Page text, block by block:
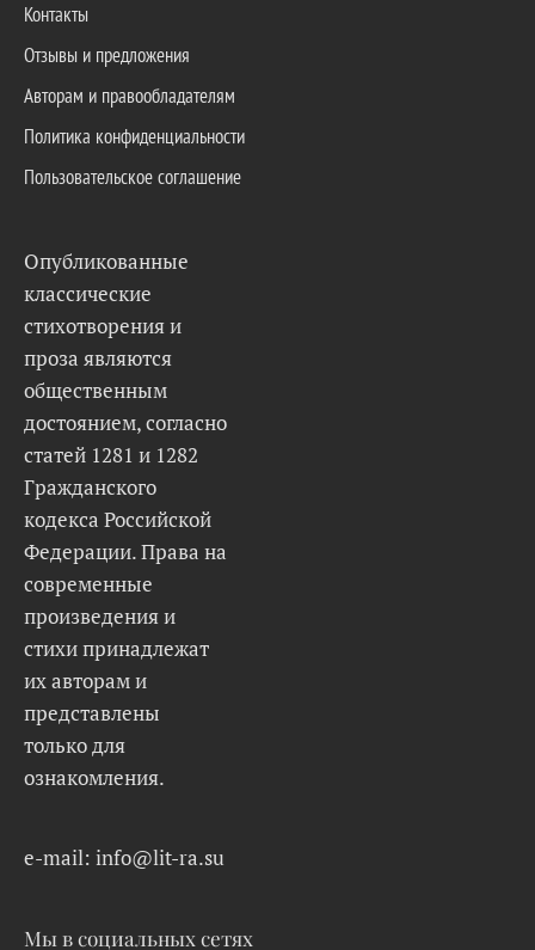
Контакты
Отзывы и предложения
Авторам и правообладателям
Политика конфиденциальности
Пользовательское соглашение
Опубликованные
классические
стихотворения и
проза являются
общественным
достоянием, согласно
статей 1281 и 1282
Гражданского
кодекса Российской
Федерации. Права на
современные
произведения и
стихи принадлежат
их авторам и
представлены
только для
ознакомления.
e-mail: info@lit-ra.su
Мы в социальных сетях